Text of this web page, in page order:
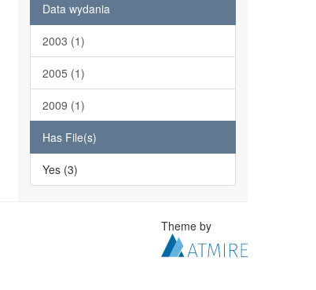
Data wydania
2003 (1)
2005 (1)
2009 (1)
Has File(s)
Yes (3)
Theme by